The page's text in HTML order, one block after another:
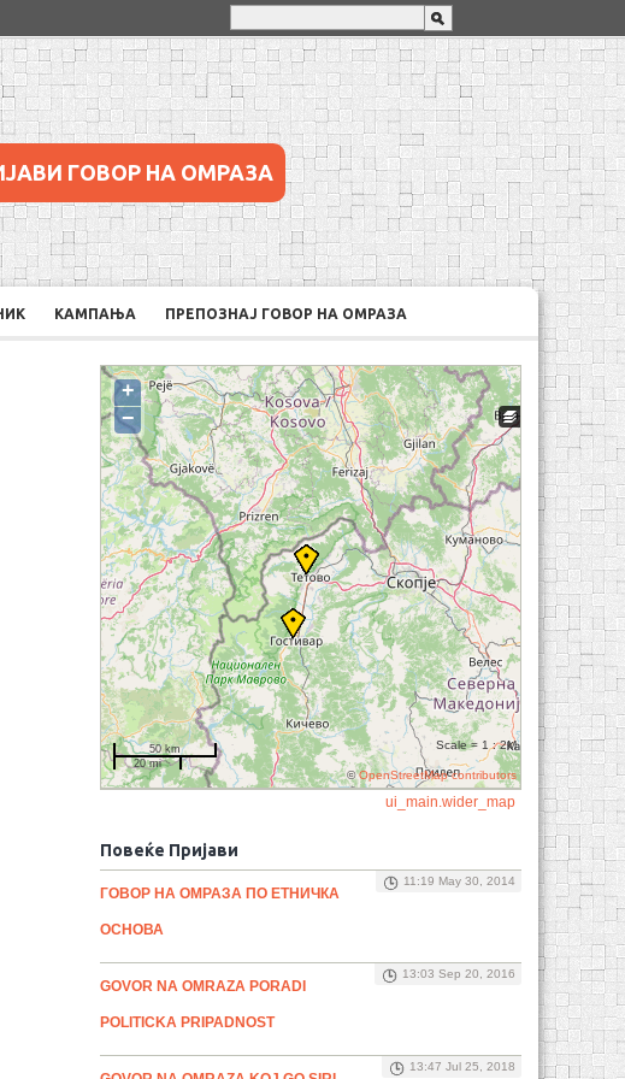
ГОВОР НА ОМРАЗА
КАМПАЊА ПРЕПОЗНАЈ ГОВОР НА ОМРАЗА
+
−
50 km
20 mi
Scale = 1 : 2M
©OpenStreetMap contributors
ui_main.wider_map
Повеќе Пријави
ГОВОР НА ОМРАЗА ПО ЕТНИЧКА
ОСНОВА
11:19 May 30, 2014
GOVOR NA OMRAZA PORADI
POLITICKA PRIPADNOST
13:03 Sep 20, 2016
13:47 Jul 25, 2018